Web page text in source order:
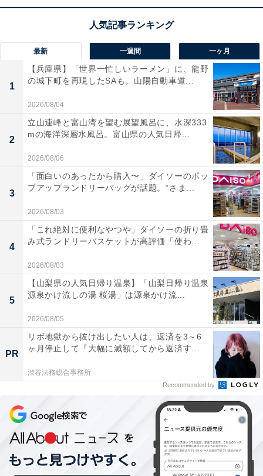
う！ 「爪」の中にある別の漢字は？
1 2
最新 一週間 一ヶ月
1
【兵庫県】「世界一忙しいラーメン」に、龍野
の城下町を再現したSAも。山陽自動車道...
2026/08/04
2
立山連峰と富山湾を望む展望風呂に、水深333
mの海洋深層水風呂。富山県の人気日帰...
2026/08/06
3
「面白いのあったから購入〜」ダイソーのポッ
プアップランドリーバッグが話題。“さま...
2026/08/03
4
「これ絶対に便利なやつや」ダイソーの折り畳
み式ランドリーバスケットが高評価「使わ...
2026/08/03
5
【山梨県の人気日帰り温泉】「山梨日帰り温泉
源泉かけ流しの湯 桜湯」は源泉かけ流...
2026/08/05
PR
リボ地獄から抜け出したい人は、返済を3～6
ヶ月停止して『大幅に減額してから返済す...
渋谷法務総合事務所
Recommended by